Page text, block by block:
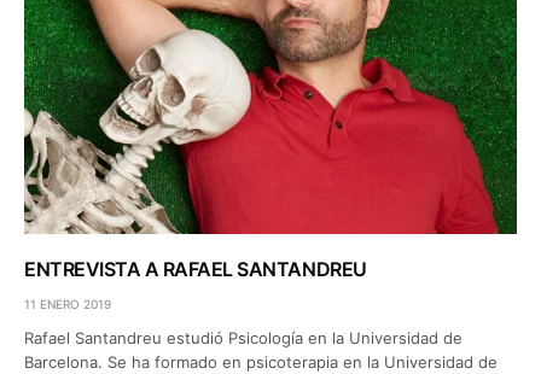
ENTREVISTA A RAFAEL SANTANDREU
11 ENERO 2019
Rafael Santandreu estudió Psicología en la Universidad de
Barcelona. Se ha formado en psicoterapia en la Universidad de